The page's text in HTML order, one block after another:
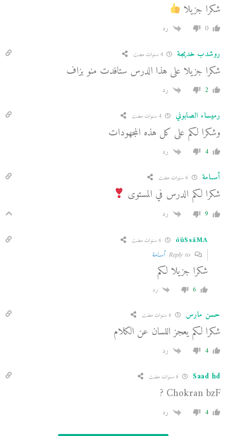
شكرا جزيلا
0 رد
روشدب خديجة
شكرا جزيلا على هذا الدرس ستافدت منو بزاف
2 رد
رميساء الصابوني 4 سنوات مضت
وشكرا لكم على كل هذه المجهودات
4 رد
أسـامة
شكرا لكم الدرس في المستوى ⁦
9 رد
õüSsåMĀ
Reply to أسـامة
شكرا جزيلا لكم
6 رد
حسن مارس
شكرا لكم يعجز اللسان عن الكلام
4 رد
Saad hd
Chokran bzF ?
4 رد